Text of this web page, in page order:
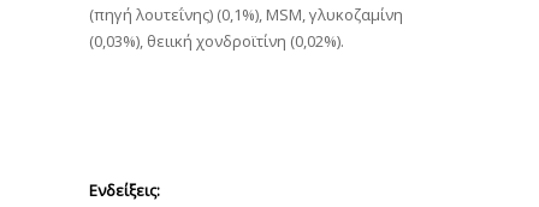
(πηγή λουτεΐνης) (0,1%), MSM, γλυκοζαμίνη
(0,03%), θειική χονδροϊτίνη (0,02%).
Ενδείξεις: